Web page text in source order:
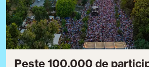
Peste 100.000 de